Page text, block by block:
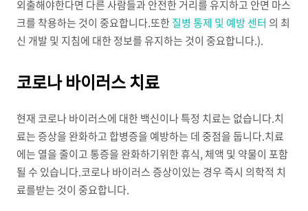
외출해야한다면 다른 사람들과 안전한 거리를 유지하고 안면 마스
크를 착용하는 것이 중요합니다.또한질병 통제 및 예방 센터 의 최
신 개발 및 지침에 대한 정보를 유지하는 것이 중요합니다.).
코로나 바이러스 치료
현재 코로나 바이러스에 대한 백신이나 특정 치료는 없습니다.치
료는 증상을 완화하고 합병증을 예방하는 데 중점을 둡니다.치료
에는 열을 줄이고 통증을 완화하기위한 휴식, 체액 및 약물이 포함
될 수 있습니다.코로나 바이러스 증상이있는 경우 즉시 의학적 치
료를받는 것이 중요합니다.